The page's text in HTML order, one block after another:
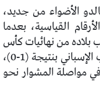
الأضواء من جديد،
القياسية، بعدما
بلاده من نهائيات كأس
العالم 2026 إثر خسارته أمام المنتخب الإسباني بنتيجة (1-0)،
مواصلة المشوار نحو